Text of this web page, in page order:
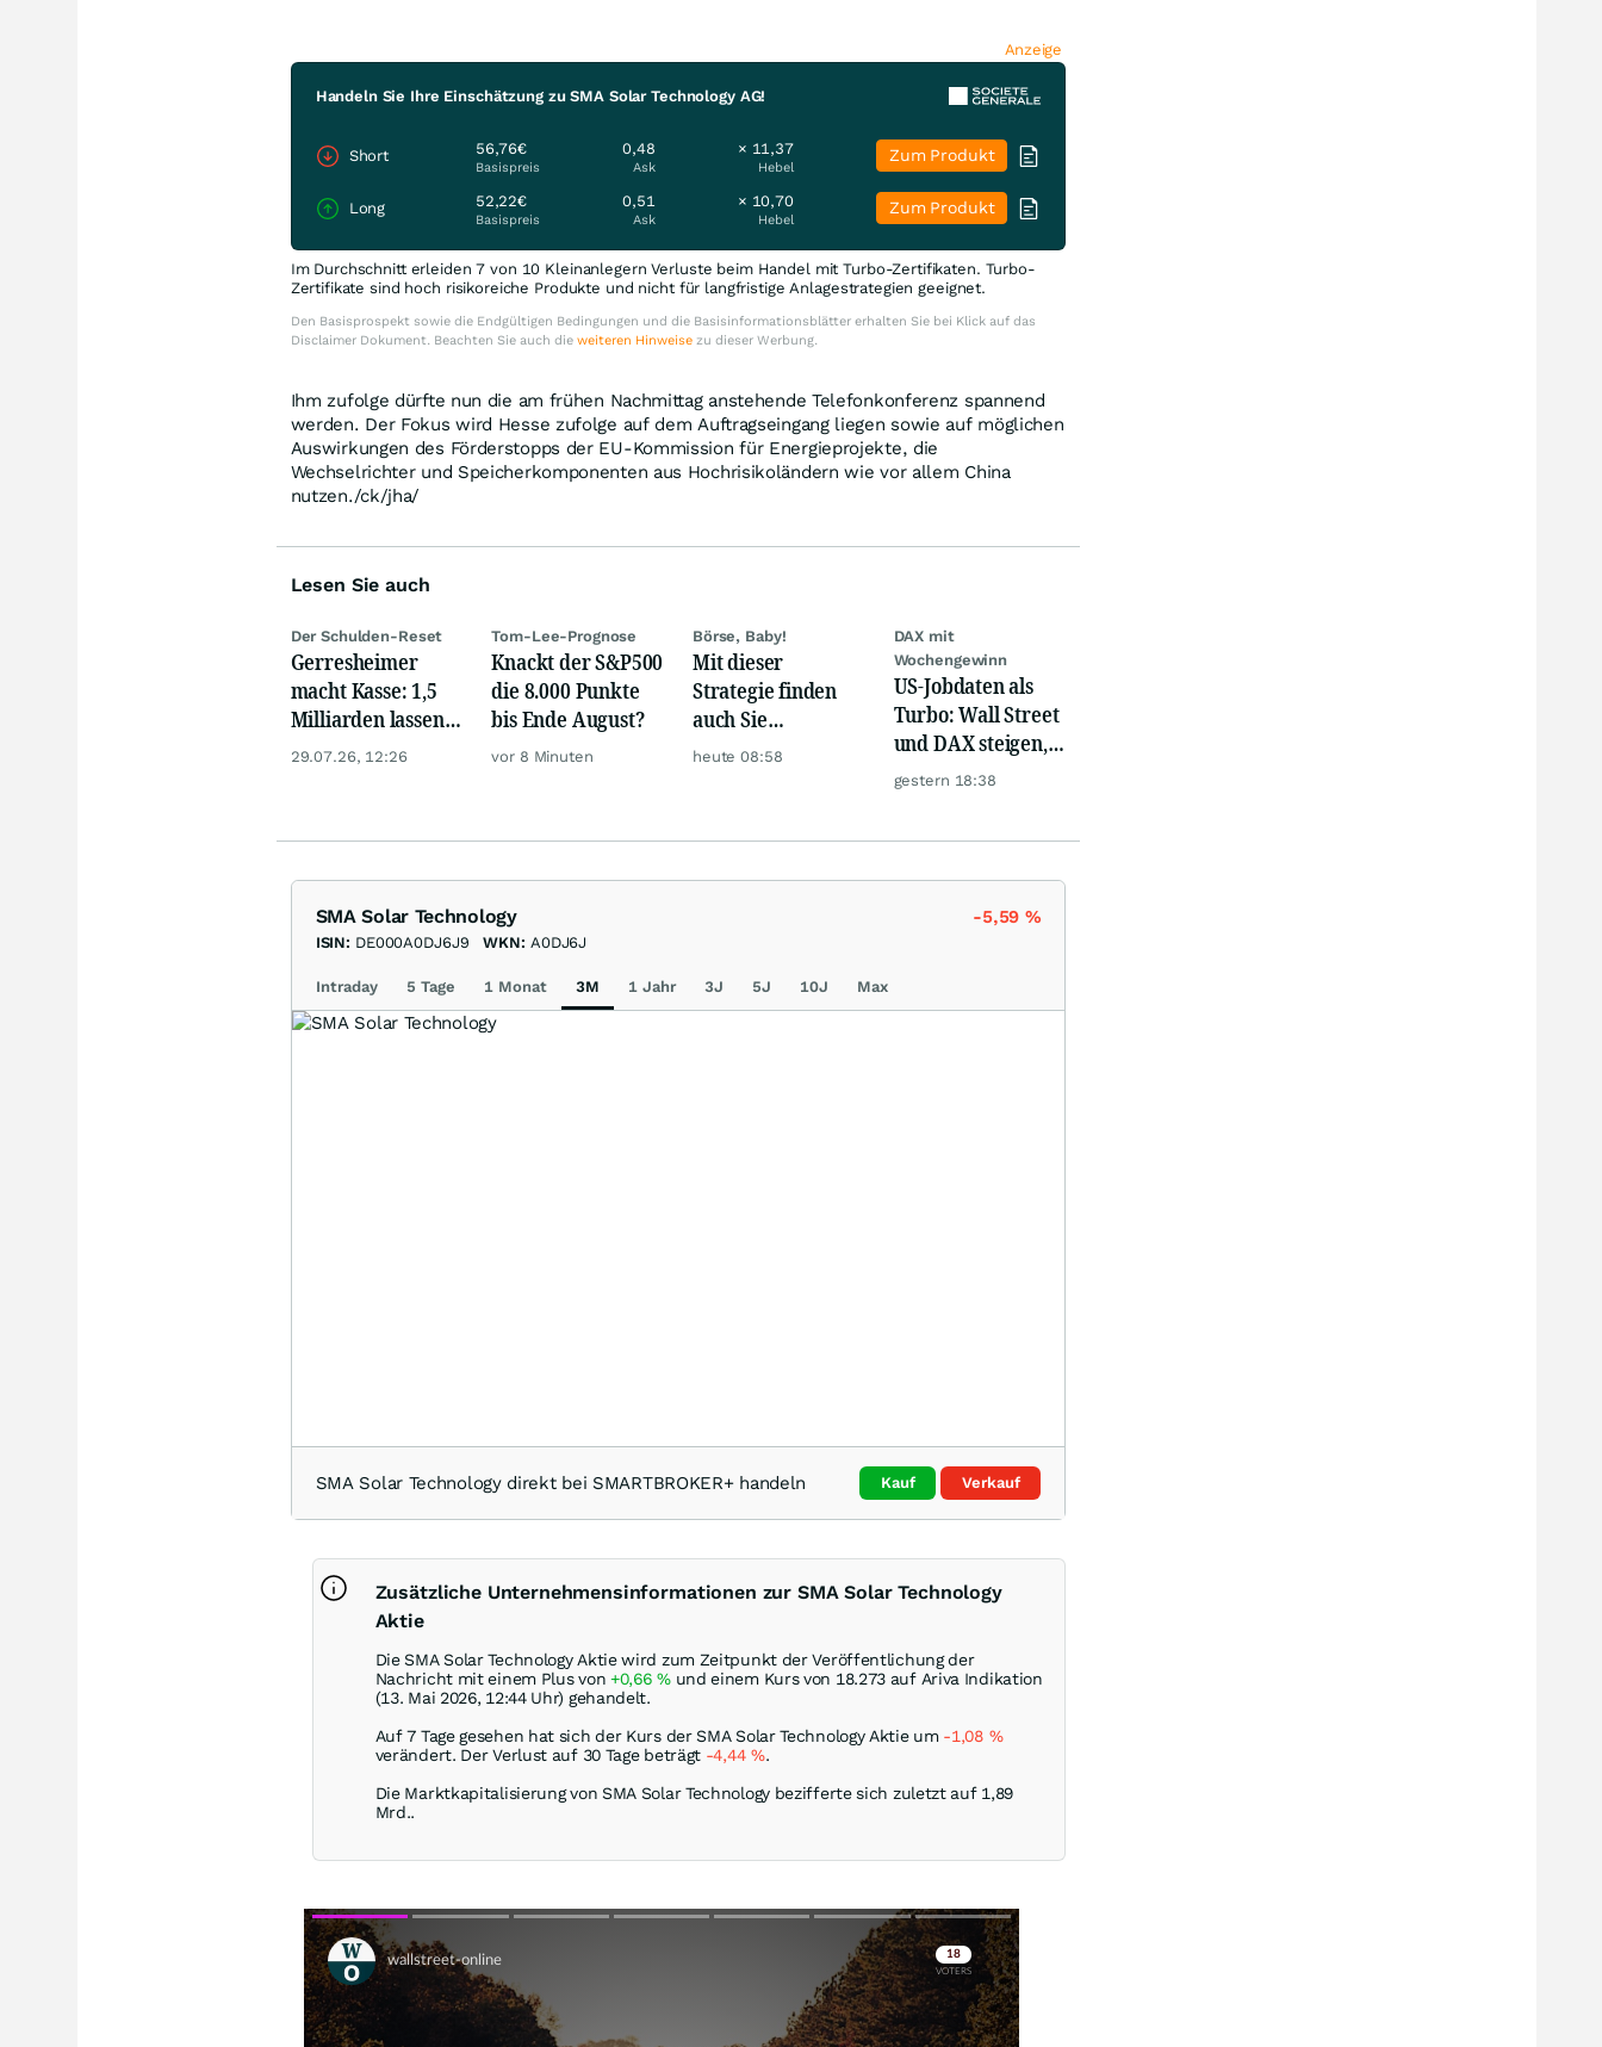
Anzeige
Handeln Sie Ihre Einschätzung zu SMA Solar Technology AG!
Short 56,76€
Basispreis
0,48
Ask
× 11,37
Hebel
Zum Produkt
Long 52,22€
Basispreis
0,51
Ask
× 10,70
Hebel
Zum Produkt
Im Durchschnitt erleiden 7 von 10 Kleinanlegern Verluste beim Handel mit Turbo-Zertifikaten. Turbo-
Zertifikate sind hoch risikoreiche Produkte und nicht für langfristige Anlagestrategien geeignet.
Den Basisprospekt sowie die Endgültigen Bedingungen und die Basisinformationsblätter erhalten Sie bei Klick auf das
Disclaimer Dokument. Beachten Sie auch die weiteren Hinweisezu dieser Werbung.
Ihm zufolge dürfte nun die am frühen Nachmittag anstehende Telefonkonferenz spannend
werden. Der Fokus wird Hesse zufolge auf dem Auftragseingang liegen sowie auf möglichen
Auswirkungen des Förderstopps der EU-Kommission für Energieprojekte, die
Wechselrichter und Speicherkomponenten aus Hochrisikoländern wie vor allem China
nutzen./ck/jha/
Lesen Sie auch
Der Schulden-Reset
Gerresheimer
macht Kasse: 1,5
Milliarden lassen
die Aktie
29.07.26, 12:26
Tom-Lee-Prognose
Knackt der S&P500
die 8.000 Punkte
bis Ende August?
vor 8 Minuten
Börse, Baby!
Mit dieser
Strategie finden
auch Sie
zuverlässig
heute 08:58
DAX mit
Wochengewinn
US-Jobdaten als
Turbo: Wall Street
und DAX steigen,
Gold glänzt
gestern 18:38
SMA Solar Technology -5,59 %
ISIN: DE000A0DJ6J9 WKN: A0DJ6J
Intraday 5 Tage 1 Monat 3M 1 Jahr 3J 5J 10J Max
SMA Solar Technology direkt bei SMARTBROKER+ handeln Kauf Verkauf
Zusätzliche Unternehmensinformationen zur SMA Solar Technology
Aktie
Die SMA Solar Technology Aktie wird zum Zeitpunkt der Veröffentlichung der
Nachricht mit einem Plus von +0,66%und einem Kurs von 18.273 auf Ariva Indikation
(13. Mai 2026, 12:44 Uhr) gehandelt.
Auf 7 Tage gesehen hat sich der Kurs der SMA Solar Technology Aktie um -1,08 %
verändert. Der Verlust auf 30 Tage beträgt -4,44 %.
Die Marktkapitalisierung von SMA Solar Technology bezifferte sich zuletzt auf 1,89
Mrd..
Skip